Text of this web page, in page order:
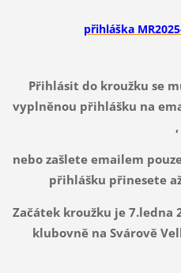
přihláška
Přihlásit do kroužku se
vyplněnou přihlášku na
,
nebo zašlete emailem
přihlášku přinesete
Začátek kroužku je 7.ledna
klubovně na Svárově